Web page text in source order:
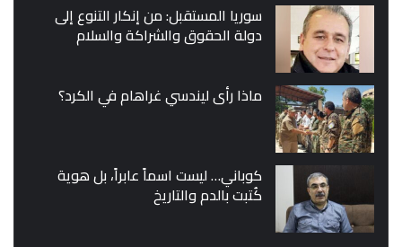
سوريا المستقبل: من إنكار التنوع إلى
دولة الحقوق والشراكة والسلام
ماذا رأى ليندسي غراهام في الكرد؟
كوباني… ليست اسماً عابراً، بل هوية
كُتبت بالدم والتاريخ